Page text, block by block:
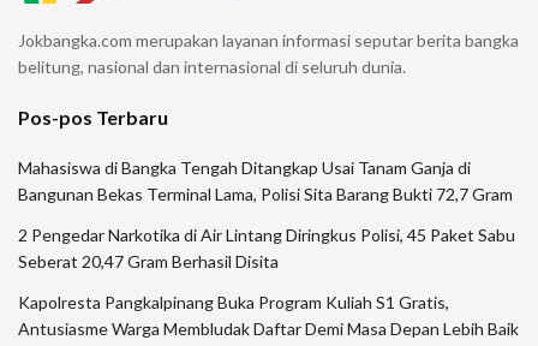
Jokbangka.com merupakan layanan informasi seputar berita bangka
belitung, nasional dan internasional di seluruh dunia.
Pos-pos Terbaru
Mahasiswa di Bangka Tengah Ditangkap Usai Tanam Ganja di
Bangunan Bekas Terminal Lama, Polisi Sita Barang Bukti 72,7 Gram
2 Pengedar Narkotika di Air Lintang Diringkus Polisi, 45 Paket Sabu
Seberat 20,47 Gram Berhasil Disita
Kapolresta Pangkalpinang Buka Program Kuliah S1 Gratis,
Antusiasme Warga Membludak Daftar Demi Masa Depan Lebih Baik